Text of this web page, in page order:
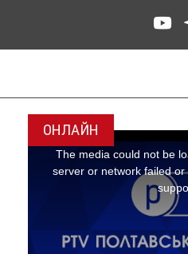
ОНЛАЙН